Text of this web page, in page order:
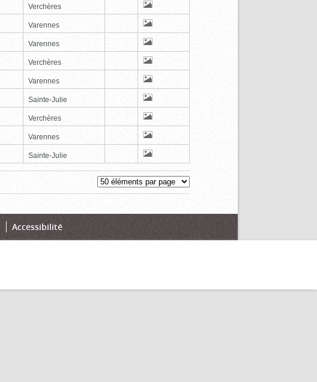
Verchères
Varennes
Varennes
Verchères
Varennes
Sainte-Julie
Verchères
Varennes
Sainte-Julie
Accessibilité